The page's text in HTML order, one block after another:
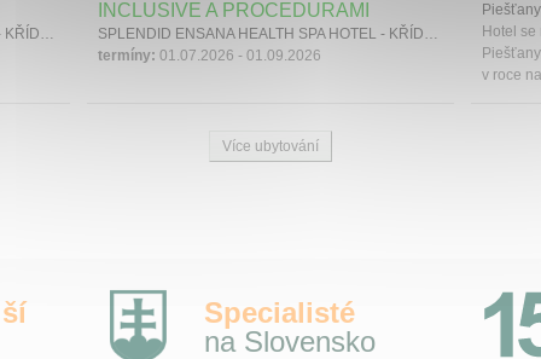
SPLENDID ENSANA HEALTH SPA HOTEL - KŘÍDLO GRAND, Piešťany, Západní Slovensko
INCLUSIVE A PROCEDURAMI
SPLENDID ENSANA HEALTH SPA HOTEL - KŘÍDLO SPLENDID, Piešťany, Západní Slovensko
termíny: 01.07.2026 - 01.09.2026
Hotel
v roce
Více ubytování
Specialisté
na Slovensko